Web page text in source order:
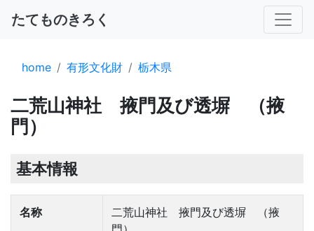
たてものきろく
home 有形文化財 栃木県
二荒山神社 掖門及び透塀 （掖
門）
基本情報
名称
二荒山神社 掖門及び透塀 （掖